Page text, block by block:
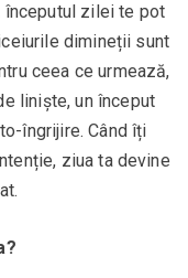
începutul zilei te pot
dimineții sunt
ceea ce urmează,
liniște, un început
îngrijire. Când îți
ziua ta devine